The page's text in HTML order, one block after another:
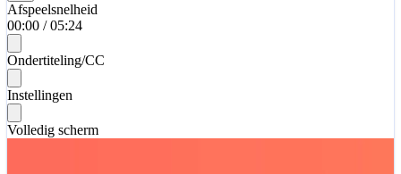
Afspeelsnelheid
00:00 / 05:24
Ondertiteling/CC
Instellingen
Volledig scherm